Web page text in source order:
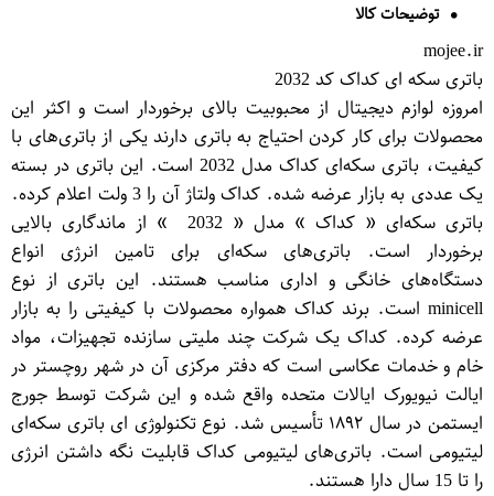
توضیحات کالا
mojee.ir
باتری سکه ای کداک کد 2032
امروزه لوازم دیجیتال از محبوبیت بالای برخوردار است و اکثر این
محصولات برای کار کردن احتیاج به باتری دارند یکی از باتری‌های با
کیفیت، باتری سکه‌ای کداک مدل 2032 است. این باتری در بسته
یک عددی به بازار عرضه شده. کداک ولتاژ آن را 3 ولت اعلام کرده.
باتری سکه‌ای « کداک » مدل « 2032 » از ماندگاری بالایی
برخوردار است. باتری‌های سکه‌ای برای تامین انرژی انواع
دستگاه‌های خانگی و اداری مناسب هستند. این باتری از نوع
minicell است. برند کداک همواره محصولات با کیفیتی را به بازار
عرضه کرده. کداک یک شرکت چند ملیتی سازنده تجهیزات، مواد
خام و خدمات عکاسی است که دفتر مرکزی آن در شهر روچستر در
ایالت نیویورک ایالات متحده واقع شده و این شرکت توسط جورج
ایستمن در سال ۱۸۹۲ تأسیس شد. نوع تکنولوژی ای باتری سکه‌ای
لیتیومی است. باتری‌های لیتیومی کداک قابلیت نگه داشتن انرژی
را تا 15 سال دارا هستند.